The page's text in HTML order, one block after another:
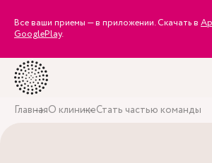
Все ваши приемы — в приложении. Скачать в
GooglePlay.
ГлавнаяО клиникеСтать частью команды